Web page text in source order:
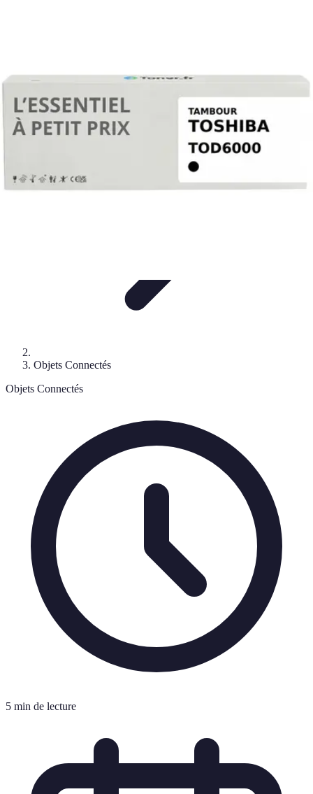
Connect Belgium
Objets Connectés
Objets Connectés
5 min de lecture